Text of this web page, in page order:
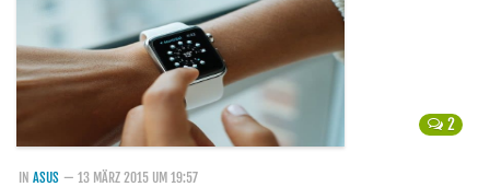
2
IN ASUS — 13 MÄRZ 2015 UM 19:57